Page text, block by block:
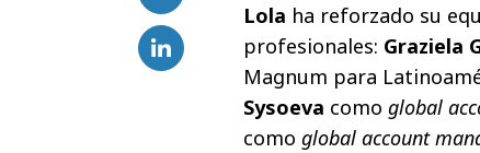
Lola ha reforzado su
profesionales: Graziela
Magnum para
Sysoeva como global
como global account